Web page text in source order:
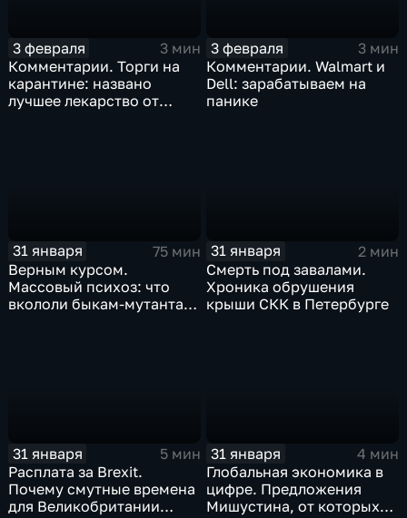
3 февраля
3 мин
Комментарии. Торги на
карантине: названо
лучшее лекарство от
3 февраля
3 мин
Комментарии. Walmart и
Dell: зарабатываем на
панике
31 января
75 мин
Верным курсом.
Массовый психоз: что
вкололи быкам-мутантам,
31 января
2 мин
Смерть под завалами.
Хроника обрушения
крыши СКК в Петербурге
31 января
5 мин
Расплата за Brexit.
Почему смутные времена
для Великобритании
31 января
4 мин
Глобальная экономика в
цифре. Предложения
Мишустина, от которых